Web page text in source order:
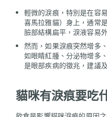
輕微的淚痕，特別是在容
喜馬拉雅貓）身上，通常
臉部結構扁平，淚液容易
然而，如果淚痕突然增多
如眼睛紅腫、分泌物增多
是眼部疾病的徵兆，建議
貓咪有淚痕要吃